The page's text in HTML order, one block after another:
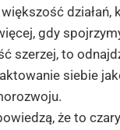
działań,
gdy
szerzej, to
siebie
że to